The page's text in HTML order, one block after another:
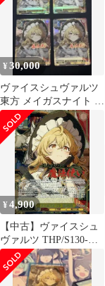
¥30,000
ヴァイスシュヴァルツ
東方 メイガスナイト 魔
理沙SR★★★
¥4,900
【中古】ヴァイスシュ
ヴァルツ THP/S130-
001S[SR★★★]：(ホ
ロ)メイガスナイト 魔
理沙